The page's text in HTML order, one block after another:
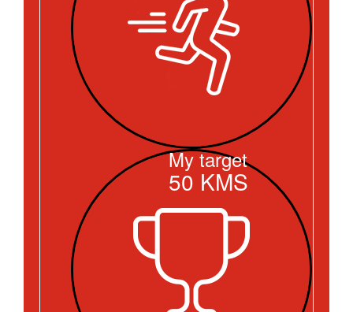
My target
50 KMS